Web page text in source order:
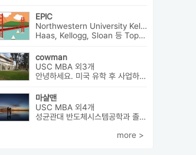
EPIC
Northwestern University Kellogg MBA 외8개
Haas, Kellogg, Sloan 등 Top MBA에서 어드미션을 받았으며 21년 가을...
cowman
USC MBA 외3개
안녕하세요. 미국 유학 후 사업하고 있습니다. 미국 유학 관련 전반...
마샬맨
USC MBA 외4개
성균관대 반도체시스템공학과 졸업 후 미국 MBA 졸업하였습니다.
more >